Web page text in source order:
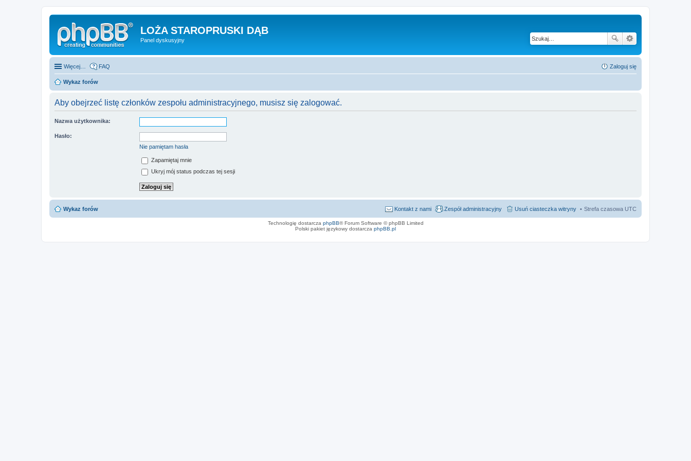
LOŻA STAROPRUSKI DĄB
Panel dyskusyjny
Więcej… FAQ Zaloguj się
Wykaz forów
Aby obejrzeć listę członków zespołu administracyjnego, musisz się zalogować.
Nazwa użytkownika:
Hasło:
Nie pamiętam hasła
Zapamiętaj mnie
Ukryj mój status podczas tej sesji
Wykaz forów Strefa czasowa UTC
Usuń ciasteczka witryny
Zespół administracyjny
Kontakt z nami
Technologię dostarcza phpBB® Forum Software © phpBB Limited
Polski pakiet językowy dostarcza phpBB.pl